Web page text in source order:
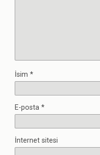
İsim *
E-posta *
İnternet sitesi